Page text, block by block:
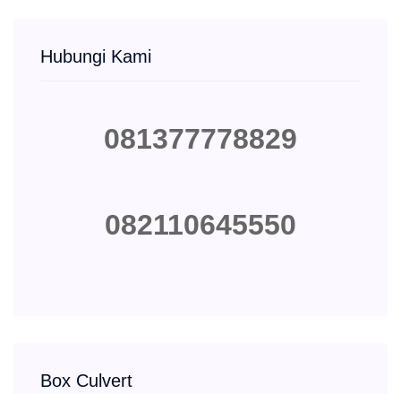
Hubungi Kami
081377778829
082110645550
Box Culvert